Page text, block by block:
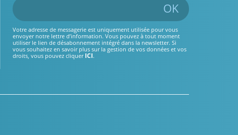
OK
Votre adresse de messagerie est uniquement utilisée pour vous
envoyer notre lettre d’information. Vous pouvez à tout moment
utiliser le lien de désabonnement intégré dans la newsletter. Si
vous souhaitez en savoir plus sur la gestion de vos données et vos
droits, vous pouvez cliquer ICI.